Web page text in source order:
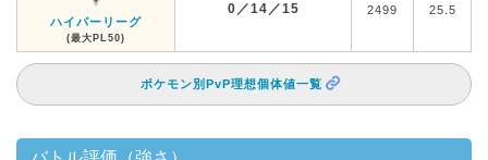
ハイパーリーグ
(最大PL50)
0／14／15 2499 25.5
ポケモン別PvP理想個体値一覧